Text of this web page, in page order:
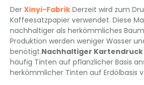
Der Xinyi-Fabrik Derzeit wird zum
Kaffeesatzpapier verwendet. Diese
nachhaltiger als herkömmliches
Produktion werden weniger Wasser
benötigt.Nachhaltiger Kartendruck
häufig Tinten auf pflanzlicher Basis
herkömmlicher Tinten auf Erdölbasis